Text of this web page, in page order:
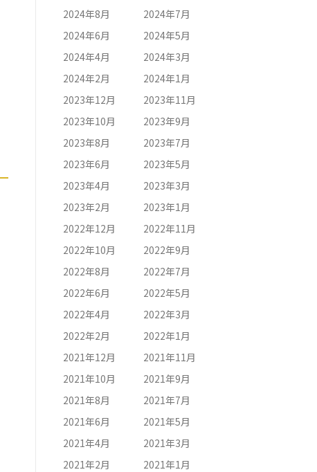
2024年8月
2024年7月
2024年6月
2024年5月
2024年4月
2024年3月
2024年2月
2024年1月
2023年12月
2023年11月
2023年10月
2023年9月
2023年8月
2023年7月
2023年6月
2023年5月
2023年4月
2023年3月
2023年2月
2023年1月
2022年12月
2022年11月
2022年10月
2022年9月
2022年8月
2022年7月
2022年6月
2022年5月
2022年4月
2022年3月
2022年2月
2022年1月
2021年12月
2021年11月
2021年10月
2021年9月
2021年8月
2021年7月
2021年6月
2021年5月
2021年4月
2021年3月
2021年2月
2021年1月